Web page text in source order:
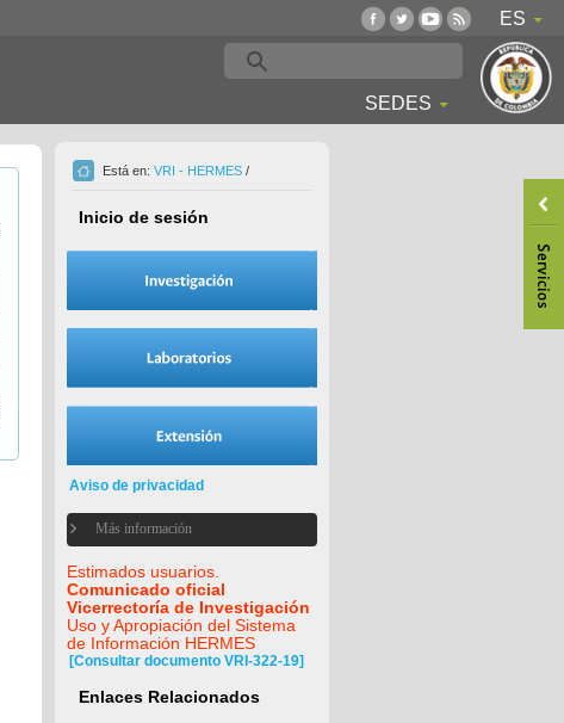
ES
SEDES
Está en: VRI - HERMES /
Inicio de sesión
Aviso de privacidad
Más información
Estimados usuarios.
Comunicado oficial
Vicerrectoría de Investigación
Uso y Apropiación del Sistema
de Información HERMES
[Consultar documento VRI-322-19]
Enlaces Relacionados